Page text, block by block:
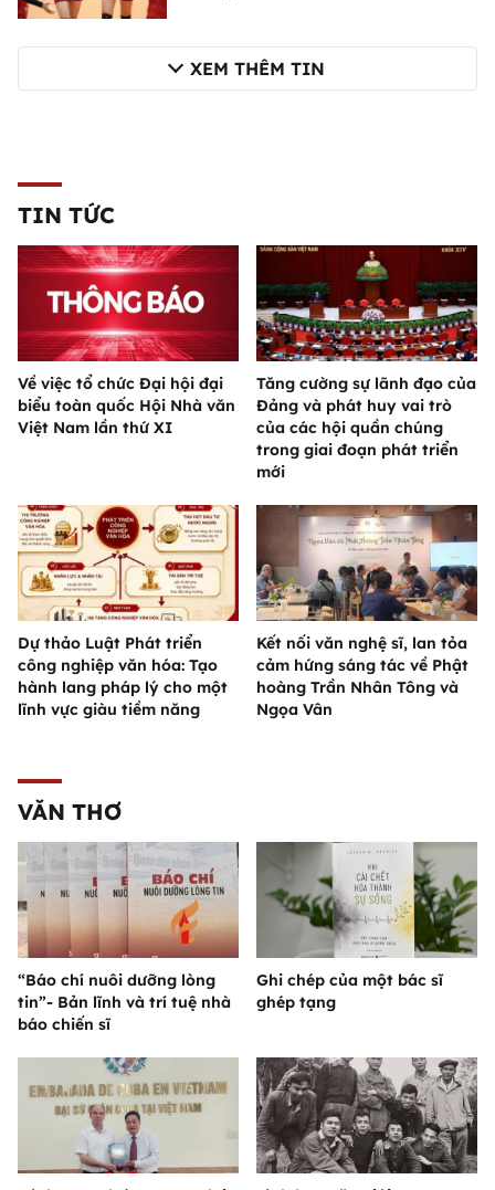
XEM THÊM TIN
TIN TỨC
Về việc tổ chức Đại hội đại
biểu toàn quốc Hội Nhà văn
Việt Nam lần thứ XI
Tăng cường sự lãnh đạo của
Đảng và phát huy vai trò
của các hội quần chúng
trong giai đoạn phát triển
mới
Dự thảo Luật Phát triển
công nghiệp văn hóa: Tạo
hành lang pháp lý cho một
lĩnh vực giàu tiềm năng
Kết nối văn nghệ sĩ, lan tỏa
cảm hứng sáng tác về Phật
hoàng Trần Nhân Tông và
Ngọa Vân
VĂN THƠ
“Báo chí nuôi dưỡng lòng
tin”- Bản lĩnh và trí tuệ nhà
báo chiến sĩ
Ghi chép của một bác sĩ
ghép tạng